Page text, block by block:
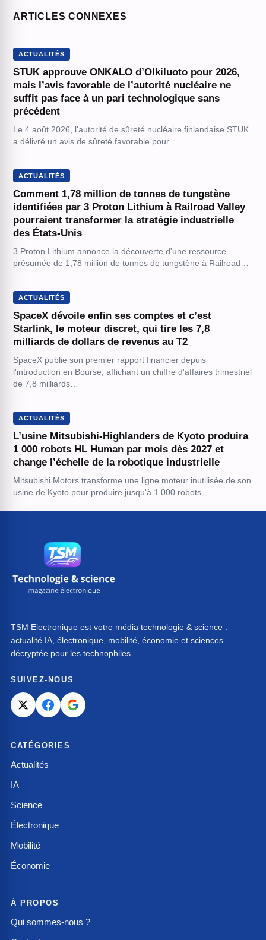
ARTICLES CONNEXES
ACTUALITÉS
STUK approuve ONKALO d’Olkiluoto pour 2026,
mais l’avis favorable de l’autorité nucléaire ne
suffit pas face à un pari technologique sans
précédent
Le 4 août 2026, l'autorité de sûreté nucléaire finlandaise STUK
a délivré un avis de sûreté favorable pour…
ACTUALITÉS
Comment 1,78 million de tonnes de tungstène
identifiées par 3 Proton Lithium à Railroad Valley
pourraient transformer la stratégie industrielle
des États-Unis
3 Proton Lithium annonce la découverte d'une ressource
présumée de 1,78 million de tonnes de tungstène à Railroad…
ACTUALITÉS
SpaceX dévoile enfin ses comptes et c’est
Starlink, le moteur discret, qui tire les 7,8
milliards de dollars de revenus au T2
SpaceX publie son premier rapport financier depuis
l'introduction en Bourse, affichant un chiffre d'affaires trimestriel
de 7,8 milliards…
ACTUALITÉS
L’usine Mitsubishi-Highlanders de Kyoto produira
1 000 robots HL Human par mois dès 2027 et
change l’échelle de la robotique industrielle
Mitsubishi Motors transforme une ligne moteur inutilisée de son
usine de Kyoto pour produire jusqu'à 1 000 robots…
TSM Electronique est votre média technologie & science :
actualité IA, électronique, mobilité, économie et sciences
décryptée pour les technophiles.
SUIVEZ-NOUS
CATÉGORIES
Actualités
IA
Science
Électronique
Mobilité
Économie
À PROPOS
Qui sommes-nous ?